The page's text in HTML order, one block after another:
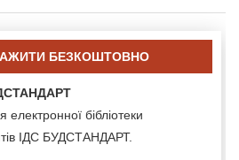
БЕЗКОШТОВНО
електронної бібліотеки
ІДС БУДСТАНДАРТ.